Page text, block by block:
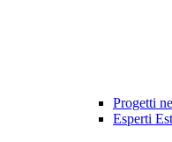
Progetti
Esperti